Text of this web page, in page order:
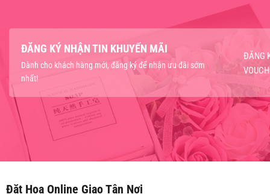
ĐĂNG KÝ NHẬN TIN KHUYẾN MÃI
Dành cho khách hàng mới, đăng ký để nhận ưu đãi sớm
nhất!
ĐĂNG
Đặt Hoa Online Giao Tận Nơi